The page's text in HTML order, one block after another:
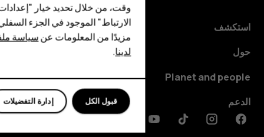
HMD DUB
HMD Watch
للأعمال
استكشف
حول
Planet and people
الدعم
Facebook
Instagram
Tiktok
Youtube
وقت، من خلال تحديد خيار
الارتباط" الموجود في الجزء
مزيدًا من المعلومات عنسياسة
لدينا.
إدارة التفضيلات قبول الكل